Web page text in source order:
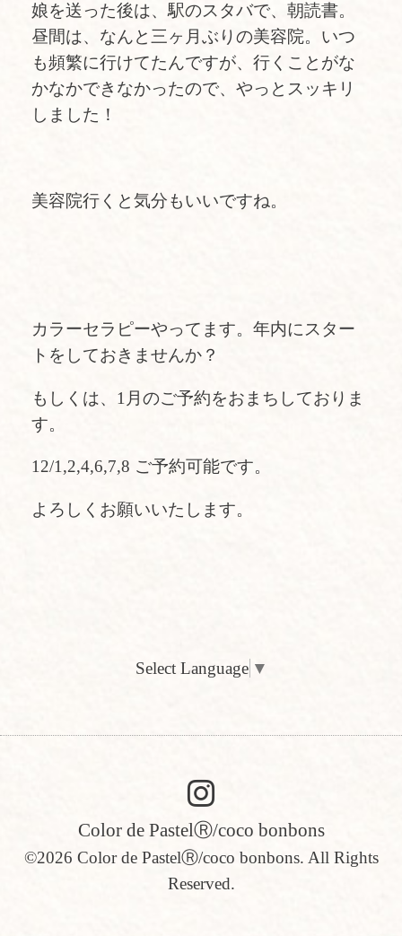
娘を送った後は、駅のスタバで、朝読書。
昼間は、なんと三ヶ月ぶりの美容院。いつ
も頻繁に行けてたんですが、行くことがな
かなかできなかったので、やっとスッキリ
しました！
美容院行くと気分もいいですね。
カラーセラピーやってます。年内にスター
トをしておきませんか？
もしくは、1月のご予約をおまちしておりま
す。
12/1,2,4,6,7,8 ご予約可能です。
よろしくお願いいたします。
Select Language ▼
Color de PastelⓇ/coco bonbons
©2026 Color de PastelⓇ/coco bonbons. All Rights
Reserved.